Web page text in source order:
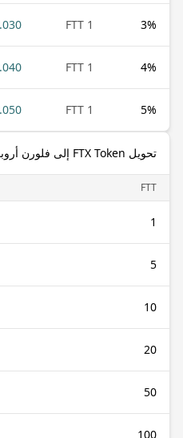
3%
1 FTT
FTT
4%
1 FTT
FTT
5%
1 FTT
FTT
تحويل FTX Token إلى فلورن أروبي
FTT
1
5
10
20
50
100